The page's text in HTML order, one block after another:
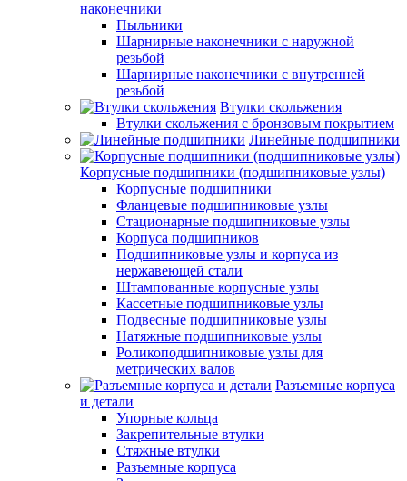
наконечники
Пыльники
Шарнирные наконечники с наружной
резьбой
Шарнирные наконечники с внутренней
резьбой
Втулки скольжения
Втулки скольжения с бронзовым покрытием
Линейные подшипники
Корпусные подшипники (подшипниковые узлы)
Корпусные подшипники
Фланцевые подшипниковые узлы
Стационарные подшипниковые узлы
Корпуса подшипников
Подшипниковые узлы и корпуса из
нержавеющей стали
Штампованные корпусные узлы
Кассетные подшипниковые узлы
Подвесные подшипниковые узлы
Натяжные подшипниковые узлы
Роликоподшипниковые узлы для
метрических валов
Разъемные корпуса
и детали
Упорные кольца
Закрепительные втулки
Стяжные втулки
Разъемные корпуса